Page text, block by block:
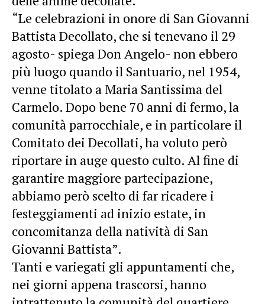
“Le celebrazioni in onore di San Giovanni
Battista Decollato, che si tenevano il 29
agosto- spiega Don Angelo- non ebbero
più luogo quando il Santuario, nel 1954,
venne titolato a Maria Santissima del
Carmelo. Dopo bene 70 anni di fermo, la
comunità parrocchiale, e in particolare il
Comitato dei Decollati, ha voluto però
riportare in auge questo culto. Al fine di
garantire maggiore partecipazione,
abbiamo però scelto di far ricadere i
festeggiamenti ad inizio estate, in
concomitanza della natività di San
Giovanni Battista”.
Tanti e variegati gli appuntamenti che,
nei giorni appena trascorsi, hanno